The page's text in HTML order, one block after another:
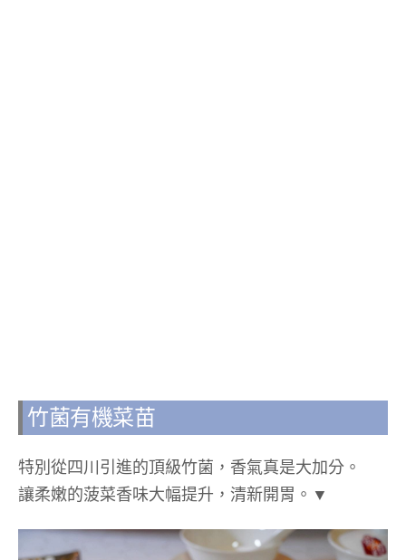
竹菌有機菜苗
特別從四川引進的頂級竹菌，香氣真是大加分。
讓柔嫩的菠菜香味大幅提升，清新開胃。▼